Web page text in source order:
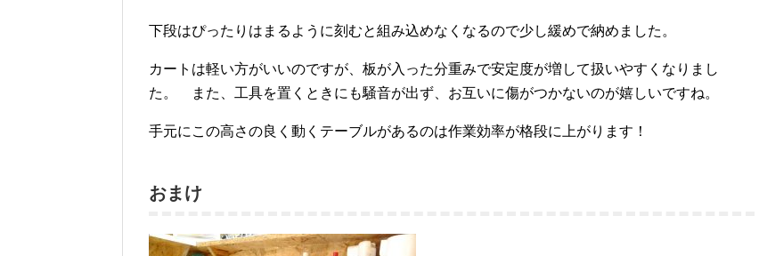
下段はぴったりはまるように刻むと組み込めなくなるので少し緩めで納めました。
カートは軽い方がいいのですが、板が入った分重みで安定度が増して扱いやすくなりまし
た。 また、工具を置くときにも騒音が出ず、お互いに傷がつかないのが嬉しいですね。
手元にこの高さの良く動くテーブルがあるのは作業効率が格段に上がります！
おまけ